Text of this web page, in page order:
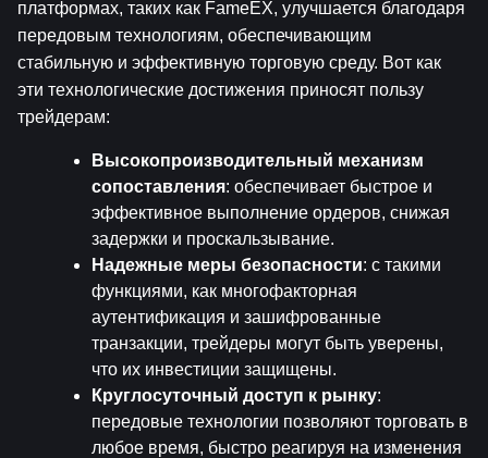
платформах, таких как FameEX, улучшается благодаря
передовым технологиям, обеспечивающим
стабильную и эффективную торговую среду. Вот как
эти технологические достижения приносят пользу
трейдерам:
Высокопроизводительный механизм
сопоставления: обеспечивает быстрое и
эффективное выполнение ордеров, снижая
задержки и проскальзывание.
Надежные меры безопасности: с такими
функциями, как многофакторная
аутентификация и зашифрованные
транзакции, трейдеры могут быть уверены,
что их инвестиции защищены.
Круглосуточный доступ к рынку:
передовые технологии позволяют торговать в
любое время, быстро реагируя на изменения